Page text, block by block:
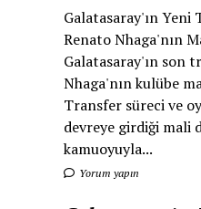
Galatasaray'ın Yeni
Renato Nhaga'nın
Galatasaray'ın son
Nhaga'nın kulübe
Transfer süreci ve
devreye girdiği mali
kamuoyuyla...
Yorum yapın